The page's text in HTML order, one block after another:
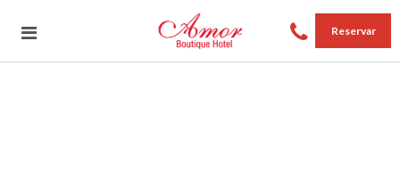
Reservar